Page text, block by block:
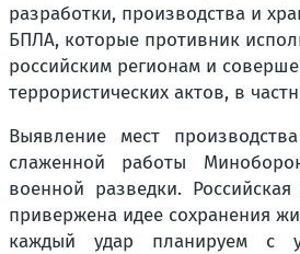
разработки, производства и
БПЛА, которые противник
российским регионам и
террористических актов, в
Выявление мест
слаженной работы
военной разведки.
привержена идее сохранения
каждый удар планируем с